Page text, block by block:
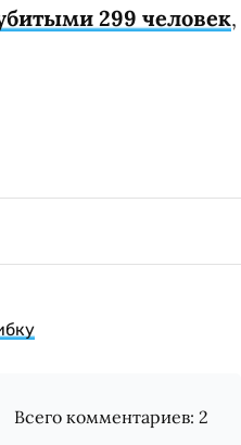
299 человек,
Всего комментариев: 2